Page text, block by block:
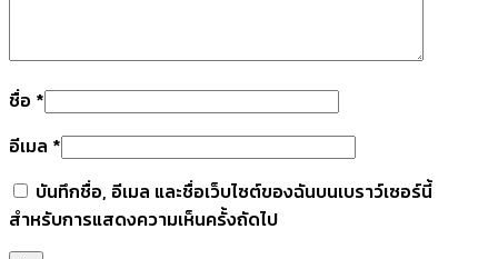
ชื่อ *
อีเมล *
บันทึกชื่อ, อีเมล และชื่อเว็บไซต์ของฉันบนเบราว์เซอร์นี้
สำหรับการแสดงความเห็นครั้งถัดไป